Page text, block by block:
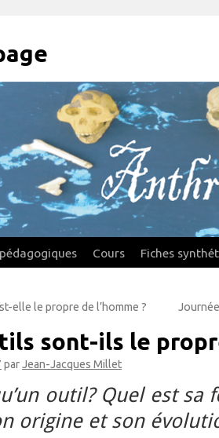
Cours Fiches
elle le propre de l’homme ?
sont-ils le
parJean-Jacques Millet
outil? Quel est
origine et son